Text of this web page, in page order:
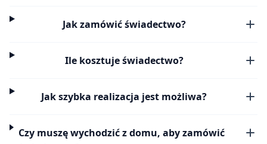
Jak zamówić świadectwo?
Ile kosztuje świadectwo?
Jak szybka realizacja jest możliwa?
Czy muszę wychodzić z domu, aby zamówić